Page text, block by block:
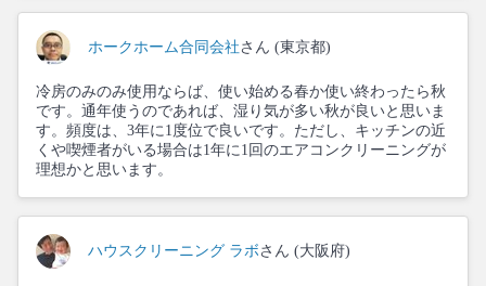
ホークホーム合同会社 さん (東京都)
冷房のみのみ使用ならば、使い始める春か使い終わったら秋
です。通年使うのであれば、湿り気が多い秋が良いと思いま
す。頻度は、3年に1度位で良いです。ただし、キッチンの近
くや喫煙者がいる場合は1年に1回のエアコンクリーニングが
理想かと思います。
ハウスクリーニング ラボ さん (大阪府)